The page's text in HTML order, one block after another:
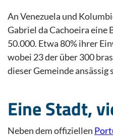
An Venezuela und
Gabriel da Cachoeira eine
50.000. Etwa 80% ihrer
wobei 23 der über 300
dieser Gemeinde ansässig
Eine Stadt,
Neben dem offiziellen